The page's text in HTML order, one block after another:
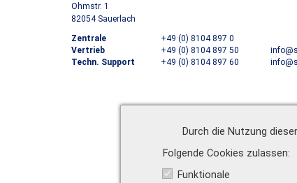
Durch die Nutzung
Folgende Cookies zulassen
Funktionale
Ohmstr. 1
82054 Sauerlach
Zentrale
+49 (0) 8104 897 0
Vertrieb
+49 (0) 8104 897 50
Techn. Support
+49 (0) 8104 897 60